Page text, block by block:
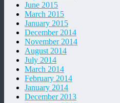
June 2015
March 2015
January 2015
December 2014
November 2014
August 2014
July 2014
March 2014
February 2014
January 2014
December 2013